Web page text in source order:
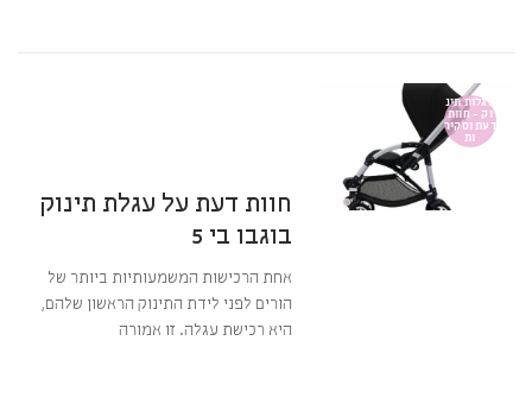
עגלות תינ
וק - חוות
דעת וסקיר
ות
חוות דעת על עגלת תינוק
בוגבו בי 5
אחת הרכישות המשמעותיות ביותר של
הורים לפני לידת התינוק הראשון שלהם,
היא רכישת עגלה. זו אמורה